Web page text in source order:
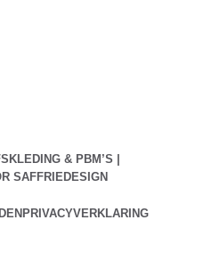
& PBM’S |
SAFFRIEDESIGN
PRIVACYVERKLARING